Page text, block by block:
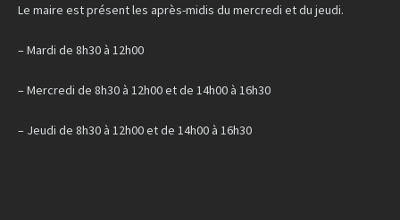
Le maire est présent les après-midis du mercredi et du jeudi.
– Mardi de 8h30 à 12h00
– Mercredi de 8h30 à 12h00 et de 14h00 à 16h30
– Jeudi de 8h30 à 12h00 et de 14h00 à 16h30